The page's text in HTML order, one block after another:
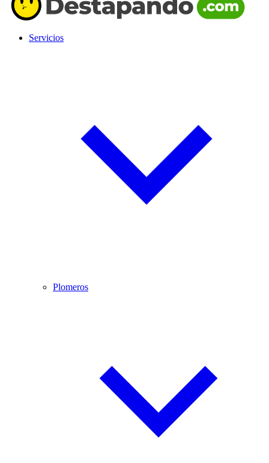
Servicios
Plomeros